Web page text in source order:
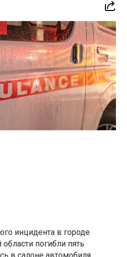
инцидента в городе
погибли пять